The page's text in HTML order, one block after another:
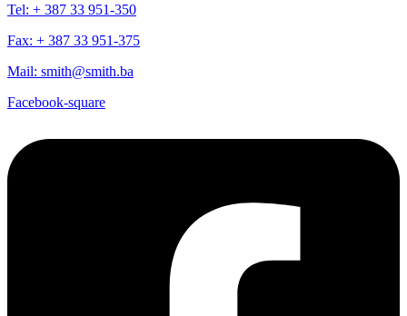
Tel: + 387 33 951-350
Fax: + 387 33 951-375
Mail: smith@smith.ba
Facebook-square